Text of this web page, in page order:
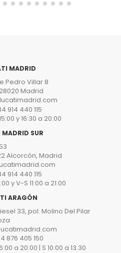
MADRID
Pedro Villar 8
Madrid
914 440 115
y 16:30 a 20:00
SUR
Alcorcón, Madrid
914 440 115
y V-S 11:00 a 21:00
ARAGÓN
33, pol. Molino Del Pilar
876 405 150
a 20:00 | S 10:00 a 13.30